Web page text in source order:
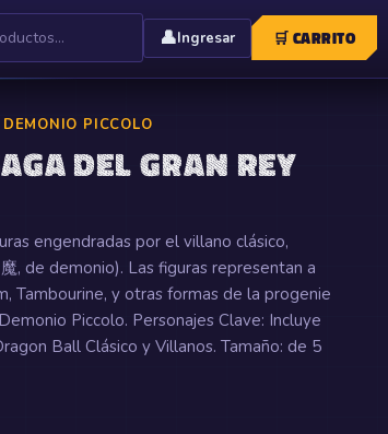
👤Ingresar 🛒CARRITO
PICCOLO
DEL GRAN REY
engendradas por el villano clásico,
, de demonio). Las figuras representan a
Tambourine, y otras formas de la progenie
Piccolo. Personajes Clave: Incluye
Ball Clásico y Villanos. Tamaño: de 5